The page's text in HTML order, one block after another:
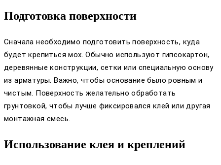
Подготовка поверхности
Сначала необходимо подготовить поверхность, куда
будет крепиться мох. Обычно используют гипсокартон,
деревянные конструкции, сетки или специальную основу
из арматуры. Важно, чтобы основание было ровным и
чистым. Поверхность желательно обработать
грунтовкой, чтобы лучше фиксировался клей или другая
монтажная смесь.
Использование клея и креплений